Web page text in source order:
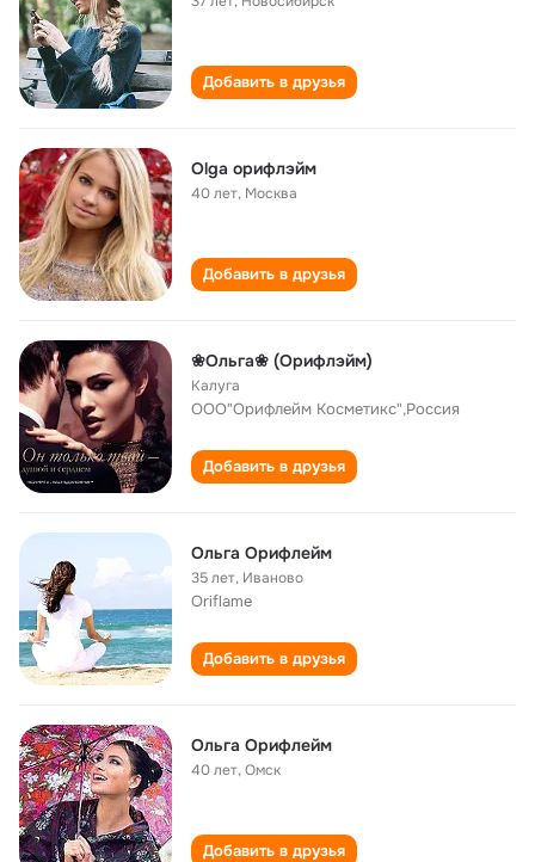
Добавить в друзья
Olga орифлэйм
40 лет, Москва
Добавить в друзья
❀Ольга❀ (Орифлэйм)
Калуга
ООО"Орифлейм Косметикс",Россия
Добавить в друзья
Ольга Орифлейм
35 лет, Иваново
Oriflame
Добавить в друзья
Ольга Орифлейм
40 лет,Омск
Добавить в друзья